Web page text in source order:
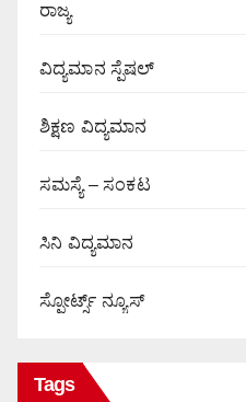
ರಾಜ್ಯ
ವಿದ್ಯಮಾನ ಸ್ಪೆಷಲ್
ಶಿಕ್ಷಣ ವಿದ್ಯಮಾನ
ಸಮಸ್ಯೆ – ಸಂಕಟ
ಸಿನಿ ವಿದ್ಯಮಾನ
ಸ್ಪೋರ್ಟ್ಸ್ ನ್ಯೂಸ್
Tags